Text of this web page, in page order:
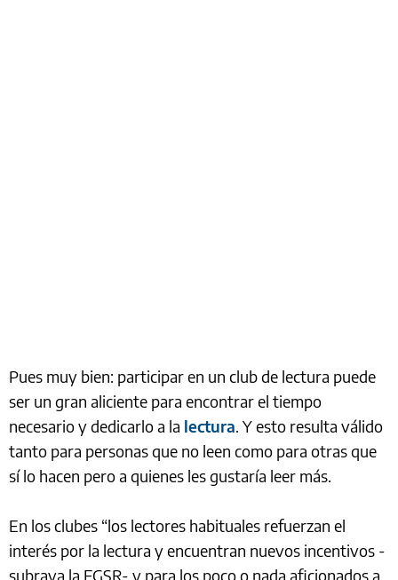
Pues muy bien: participar en un club de lectura puede
ser un gran aliciente para encontrar el tiempo
necesario y dedicarlo a la lectura. Y esto resulta válido
tanto para personas que no leen como para otras que
sí lo hacen pero a quienes les gustaría leer más.
En los clubes “los lectores habituales refuerzan el
interés por la lectura y encuentran nuevos incentivos -
subraya la FGSR- y para los poco o nada aficionados a